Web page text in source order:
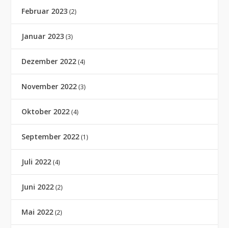
Februar 2023 (2)
Januar 2023 (3)
Dezember 2022 (4)
November 2022 (3)
Oktober 2022 (4)
September 2022 (1)
Juli 2022 (4)
Juni 2022 (2)
Mai 2022 (2)